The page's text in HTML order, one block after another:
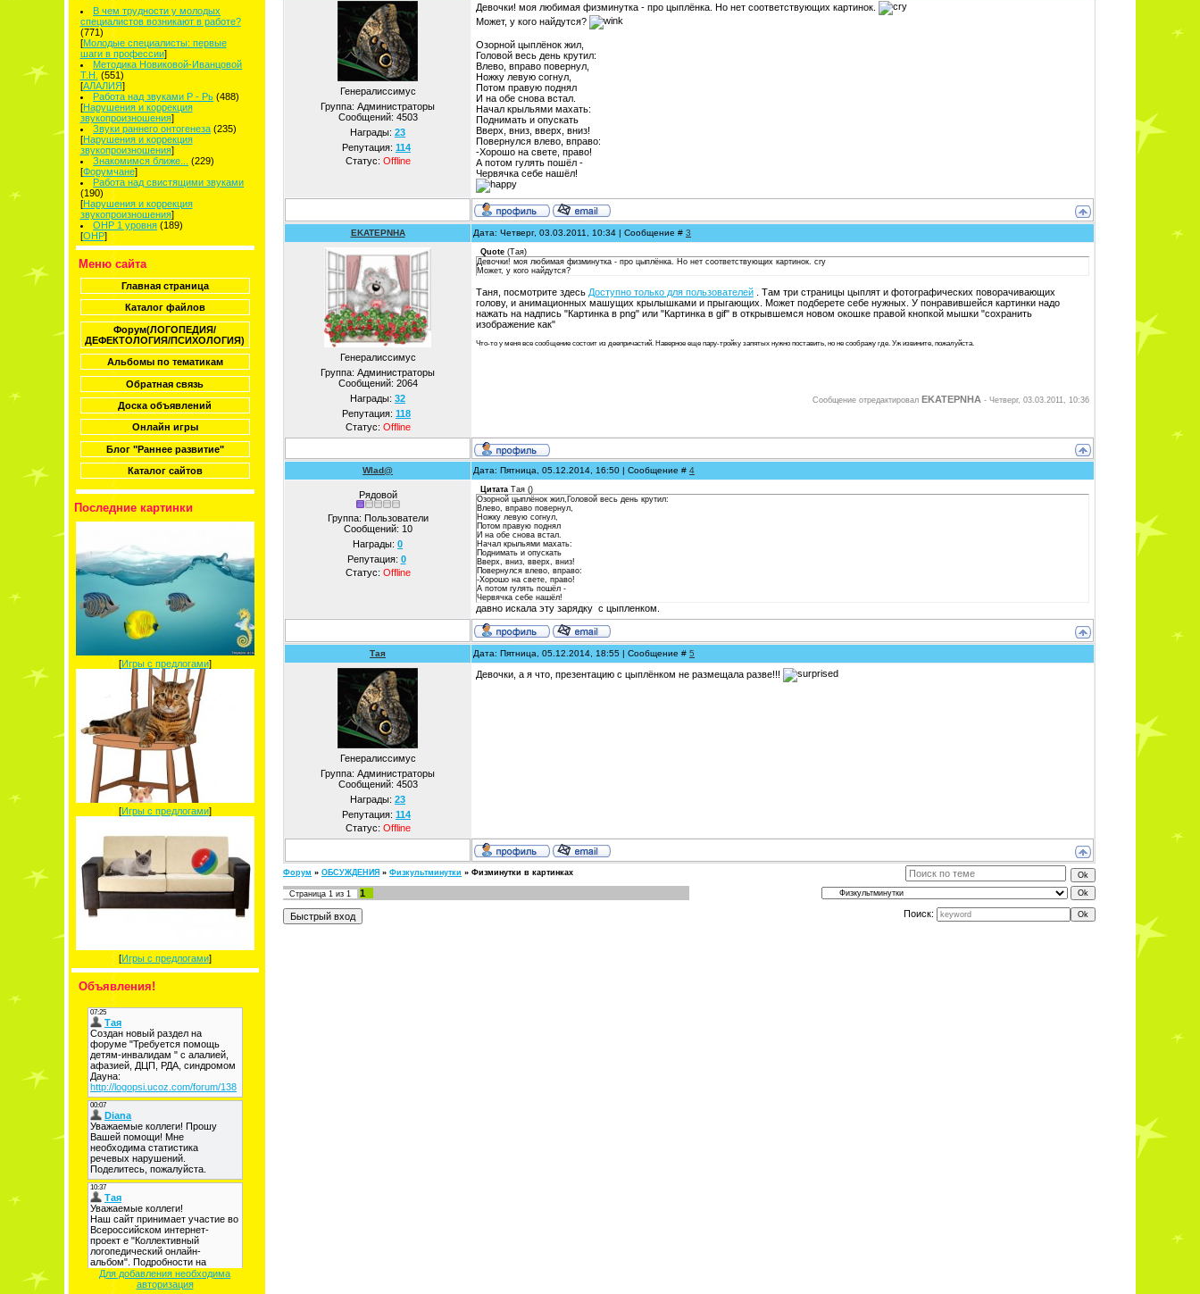
В чем трудности у молодых
специалистов возникают в работе?
(771)
[Молодые специалисты: первые
шаги в профессии]
Методика Новиковой-Иванцовой
Т.Н. (551)
[АЛАЛИЯ]
Работа над звуками Р - Рь (488)
[Нарушения и коррекция
звукопроизношения]
Звуки раннего онтогенеза (235)
[Нарушения и коррекция
звукопроизношения]
Знакомимся ближе...
(229)
[Форумчане]
Работа над свистящими звуками
(190)
[Нарушения и коррекция
звукопроизношения]
ОНР 1 уровня (189)
[ОНР]
Меню сайта
Главная страница
Каталог файлов
Форум(ЛОГОПЕДИЯ/
ДЕФЕКТОЛОГИЯ/ПСИХОЛОГИЯ)
Альбомы по тематикам
Обратная связь
Доска объявлений
Онлайн игры
Блог "Раннее развитие"
Каталог сайтов
Последние картинки
[Игры с предлогами]
[Игры с предлогами]
[Игры с предлогами]
Объявления!
Для добавления необходима
авторизация
Генералиссимус
Группа: Администраторы
Сообщений: 4503
Награды: 23
Репутация: 114
Статус: Offline
Девочки! моя любимая физминутка - про цыплёнка. Но нет соответствующих картинок.
Может, у кого найдутся?
Озорной цыплёнок жил,
Головой весь день крутил:
Влево, вправо повернул,
Ножку левую согнул,
Потом правую поднял
И на обе снова встал.
Начал крыльями махать:
Поднимать и опускать
Вверх, вниз, вверх, вниз!
Повернулся влево, вправо:
-Хорошо на свете, право!
А потом гулять пошёл -
Червячка себе нашёл!
EKATEPNHA Дата: Четверг, 03.03.2011, 10:34 | Сообщение # 3
Генералиссимус
Группа: Администраторы
Сообщений: 2064
Награды: 32
Репутация: 118
Статус: Offline
Quote (Тая)
Девочки! моя любимая физминутка - про цыплёнка. Но нет соответствующих картинок. cry
Может, у кого найдутся?
Таня, посмотрите здесь Доступно только для пользователей . Там три страницы цыплят и фотографических поворачивающих
голову, и анимационных машущих крылышками и прыгающих. Может подберете себе нужных. У понравившейся картинки надо
нажать на надпись "Картинка в png" или "Картинка в gif" в открывшемся новом окошке правой кнопкой мышки "сохранить
изображение как"
Что-то у меня все сообщение состоит из деепричастий. Наверное еще пару-тройку запятых нужно поставить, но не соображу где. Уж извините, пожалуйста.
Сообщение отредактировал EKATEPNHA - Четверг, 03.03.2011, 10:36
Wlad@ Дата: Пятница, 05.12.2014, 16:50 | Сообщение # 4
Рядовой
Группа: Пользователи
Сообщений: 10
Награды: 0
Репутация: 0
Статус: Offline
Цитата Тая ()
Озорной цыплёнок жил,Головой весь день крутил:
Влево, вправо повернул,
Ножку левую согнул,
Потом правую поднял
И на обе снова встал.
Начал крыльями махать:
Поднимать и опускать
Вверх, вниз, вверх, вниз!
Повернулся влево, вправо:
-Хорошо на свете, право!
А потом гулять пошёл -
Червячка себе нашёл!
давно искала эту зарядку с цыпленком.
Тая Дата: Пятница, 05.12.2014, 18:55 | Сообщение # 5
Генералиссимус
Группа: Администраторы
Сообщений: 4503
Награды: 23
Репутация: 114
Статус: Offline
Девочки, а я что, презентацию с цыплёнком не размещала разве!!!
Форум » ОБСУЖДЕНИЯ » Физкультминутки » Физминутки в картинках
Страница 1 из 1
1
Поиск: